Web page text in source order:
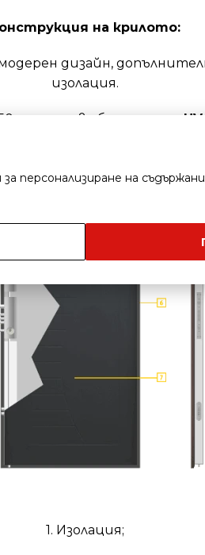
на крилото:
дизайн,
изолация.
прахово боядисано с
1. Изолация;
персонализиране на